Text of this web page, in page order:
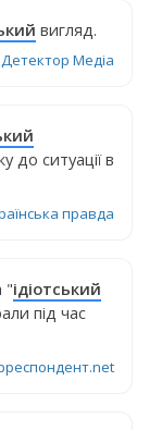
вигляд.
Детектор Медіа
до ситуації в
правда
"ідіотський
під час